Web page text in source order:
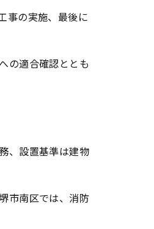
事の実施、最後に
の適合確認ととも
、設置基準は建物
市南区では、消防